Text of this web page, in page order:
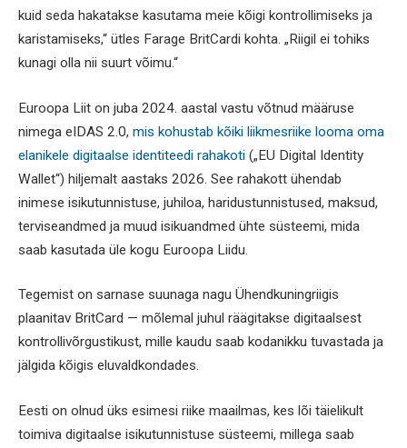
kuid seda hakatakse kasutama meie kõigi kontrollimiseks ja
karistamiseks,“ ütles Farage BritCardi kohta. „Riigil ei tohiks
kunagi olla nii suurt võimu.“
Euroopa Liit on juba 2024. aastal vastu võtnud määruse
nimega eIDAS 2.0, mis kohustab kõiki liikmesriike looma oma
elanikele digitaalse identiteedi rahakoti („EU Digital Identity
Wallet“) hiljemalt aastaks 2026. See rahakott ühendab
inimese isikutunnistuse, juhiloa, haridustunnistused, maksud,
terviseandmed ja muud isikuandmed ühte süsteemi, mida
saab kasutada üle kogu Euroopa Liidu.
Tegemist on sarnase suunaga nagu Ühendkuningriigis
plaanitav BritCard — mõlemal juhul räägitakse digitaalsest
kontrollivõrgustikust, mille kaudu saab kodanikku tuvastada ja
jälgida kõigis eluvaldkondades.
Eesti on olnud üks esimesi riike maailmas, kes lõi täielikult
toimiva digitaalse isikutunnistuse süsteemi, millega saab